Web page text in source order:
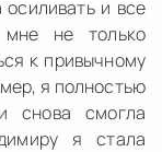
осиливать и все
не только
к привычному
я полностью
снова смогла
я стала